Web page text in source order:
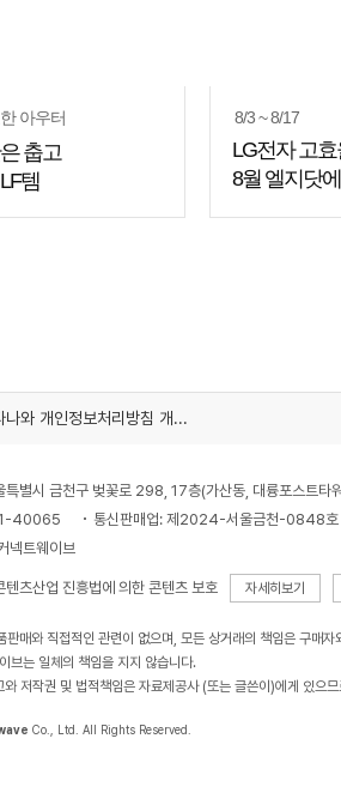
아우터
춥고
템
8/3 ~ 8/17
LG전자 고
8월 엘지닷
08/03(월) 다나와 개인정보처리방침 개정 안내
별시 금천구 벚꽃로 298, 17층(가산동, 대륭포스트타
40065
통신판매업: 제2024-서울금천-0848호
넥트웨이브
텐츠산업 진흥법에 의한 콘텐츠 보호 자세히보기
판매와 직접적인 관련이 없으며, 모든 상거래의 책임은 구매자
브는 일체의 책임을 지지 않습니다.
저작권 및 법적책임은 자료제공사 (또는 글쓴이)에게 있으
Co., Ltd. All Rights Reserved.